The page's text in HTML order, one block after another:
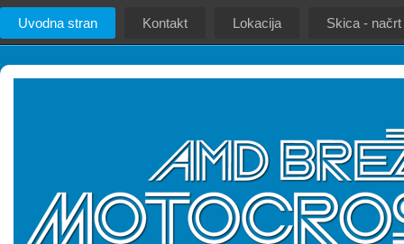
Uvodna stran Kontakt Lokacija Skica -